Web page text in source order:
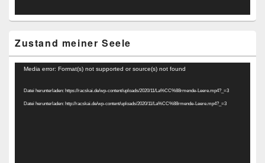
Zustand meiner Seele
Video-
Media error: Format(s) not supported or source(s) not found
Datei herunterladen: https://racskai.de/wp-content/uploads/2020/11/La%CC%88rmende-Leere.mp4?_=3
Datei herunterladen: http://racskai.de/wp-content/uploads/2020/11/La%CC%88rmende-Leere.mp4?_=3